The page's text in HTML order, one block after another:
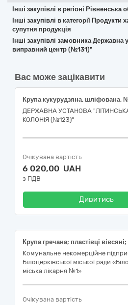
Інші закупівлі в регіоні Рівненська
Інші закупівлі в категорії
супутня продукція
Інші закупівлі замовника
виправний центр (№131)"
Вас може зацікавити
Крупа кукурудзяна, шліфована,
ДЕРЖАВНА УСТАНОВА
КОЛОНІЯ (№123)"
Очікувана вартість
6 020,00 UAH
з ПДВ
Дивитись
Комунальне некомерційне
Білоцерківської міської ради
міська лікарня №1»
Очікувана вартість